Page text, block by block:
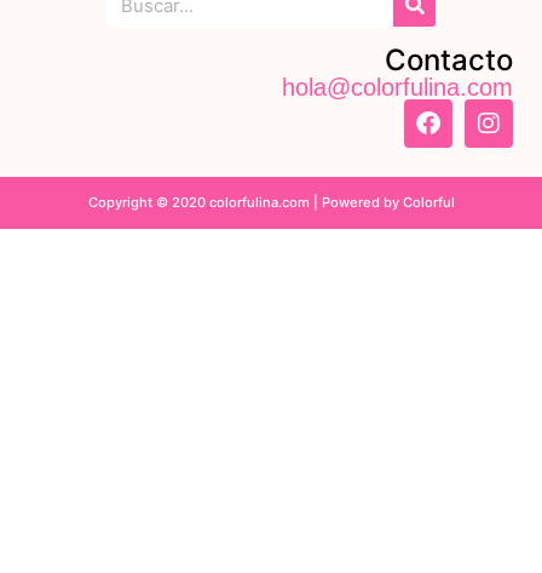
Contacto
hola@colorfulina.com
Copyright © 2020 colorfulina.com | Powered by Colorful